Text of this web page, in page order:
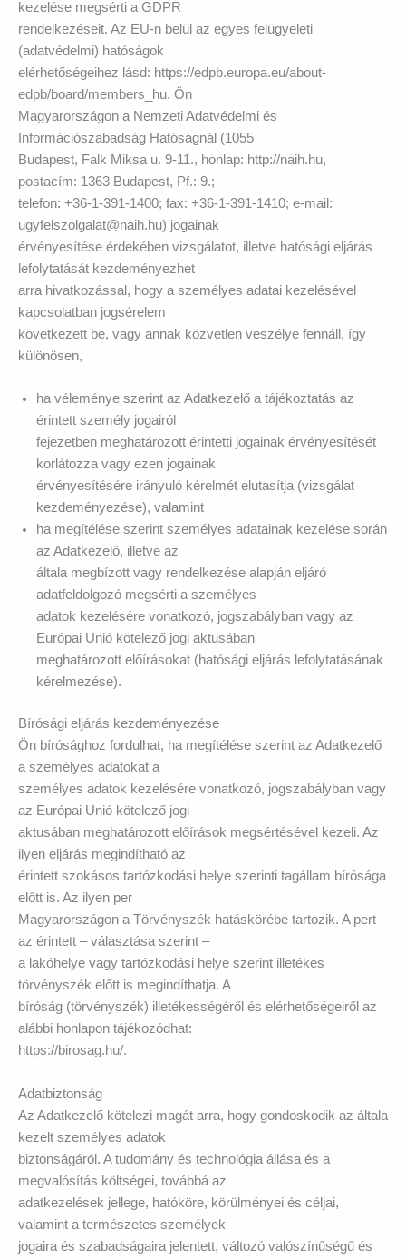
kezelése megsérti a GDPR
rendelkezéseit. Az EU-n belül az egyes felügyeleti
(adatvédelmi) hatóságok
elérhetőségeihez lásd: https://edpb.europa.eu/about-
edpb/board/members_hu. Ön
Magyarországon a Nemzeti Adatvédelmi és
Információszabadság Hatóságnál (1055
Budapest, Falk Miksa u. 9-11., honlap: http://naih.hu,
postacím: 1363 Budapest, Pf.: 9.;
telefon: +36-1-391-1400; fax: +36-1-391-1410; e-mail:
ugyfelszolgalat@naih.hu) jogainak
érvényesítése érdekében vizsgálatot, illetve hatósági eljárás
lefolytatását kezdeményezhet
arra hivatkozással, hogy a személyes adatai kezelésével
kapcsolatban jogsérelem
következett be, vagy annak közvetlen veszélye fennáll, így
különösen,
ha véleménye szerint az Adatkezelő a tájékoztatás az
érintett személy jogairól
fejezetben meghatározott érintetti jogainak érvényesítését
korlátozza vagy ezen jogainak
érvényesítésére irányuló kérelmét elutasítja (vizsgálat
kezdeményezése), valamint
ha megítélése szerint személyes adatainak kezelése során
az Adatkezelő, illetve az
általa megbízott vagy rendelkezése alapján eljáró
adatfeldolgozó megsérti a személyes
adatok kezelésére vonatkozó, jogszabályban vagy az
Európai Unió kötelező jogi aktusában
meghatározott előírásokat (hatósági eljárás lefolytatásának
kérelmezése).
Bírósági eljárás kezdeményezése
Ön bírósághoz fordulhat, ha megítélése szerint az Adatkezelő
a személyes adatokat a
személyes adatok kezelésére vonatkozó, jogszabályban vagy
az Európai Unió kötelező jogi
aktusában meghatározott előírások megsértésével kezeli. Az
ilyen eljárás megindítható az
érintett szokásos tartózkodási helye szerinti tagállam bírósága
előtt is. Az ilyen per
Magyarországon a Törvényszék hatáskörébe tartozik. A pert
az érintett – választása szerint –
a lakóhelye vagy tartózkodási helye szerint illetékes
törvényszék előtt is megindíthatja. A
bíróság (törvényszék) illetékességéről és elérhetőségeiről az
alábbi honlapon tájékozódhat:
https://birosag.hu/.
Adatbiztonság
Az Adatkezelő kötelezi magát arra, hogy gondoskodik az általa
kezelt személyes adatok
biztonságáról. A tudomány és technológia állása és a
megvalósítás költségei, továbbá az
adatkezelések jellege, hatóköre, körülményei és céljai,
valamint a természetes személyek
jogaira és szabadságaira jelentett, változó valószínűségű és